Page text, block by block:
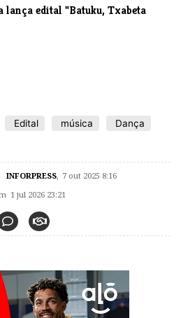
edital "Batuku, Txabeta
Edital música
Dança
INFORPRESS 7 out 2025 8:16
1 jul 2026 23:21